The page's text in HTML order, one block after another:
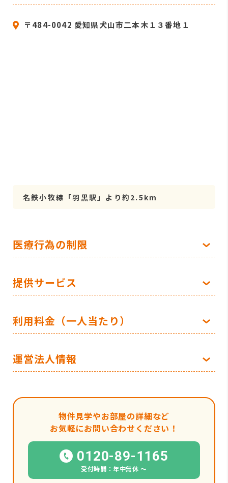
〒484-0042 愛知県犬山市二本木１３番地１
名鉄小牧線「羽黒駅」より約2.5km
医療行為の制限
提供サービス
利用料金（一人当たり）
運営法人情報
物件見学やお部屋の詳細など
お気軽にお問い合わせください！
0120-89-1165
受付時間：年中無休 〜